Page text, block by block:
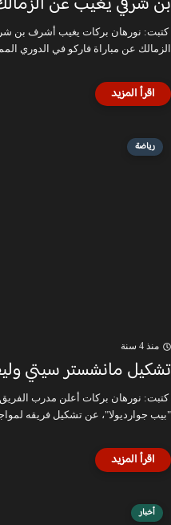
كتبت: نورهان بركات يغيب أشرف بن
الزمالك عن مباراة فاركو في الدوري
رياضة
منذ 4 سنة
تشكيل مانشستر سيتي
كتبت: نورهان بركات أعلن مدرب
"بيب جوارديولا"، عن تشكيل فريقه
أخبار